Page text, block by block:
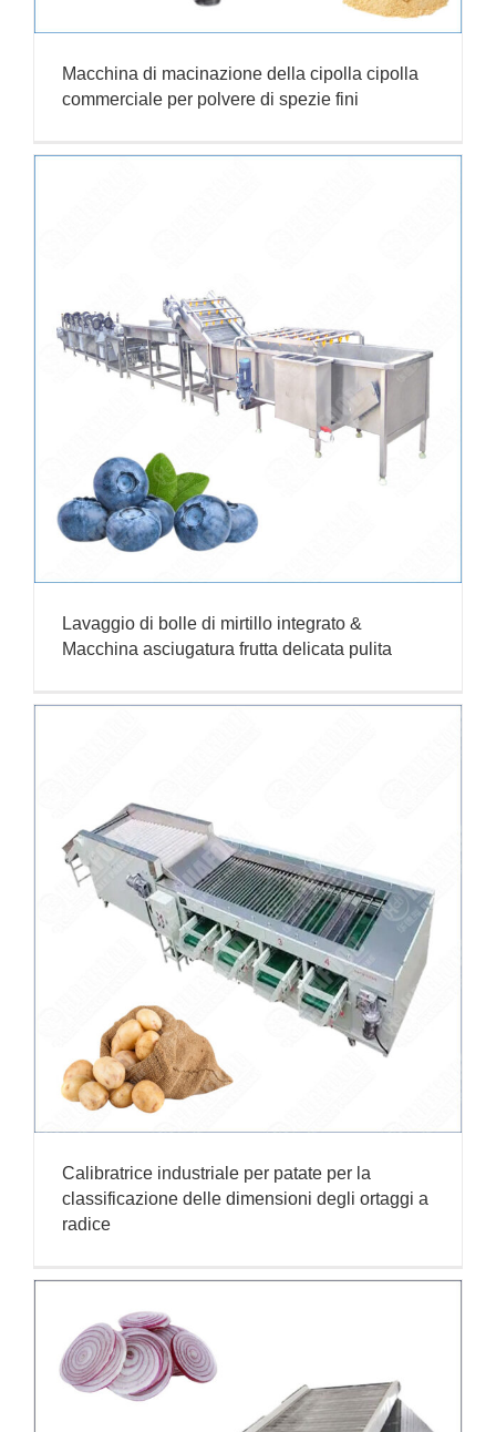
Macchina di macinazione della cipolla cipolla
commerciale per polvere di spezie fini
Lavaggio di bolle di mirtillo integrato &
Macchina asciugatura frutta delicata pulita
Calibratrice industriale per patate per la
classificazione delle dimensioni degli ortaggi a
radice